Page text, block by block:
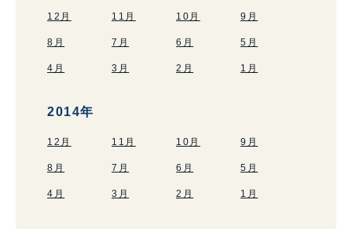
12月 11月 10月 9月
8月 7月 6月 5月
4月 3月 2月 1月
2014年
12月 11月 10月 9月
8月 7月 6月 5月
4月 3月 2月 1月